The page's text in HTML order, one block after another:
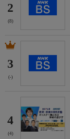
2
(8)
3
(-)
4
(4)